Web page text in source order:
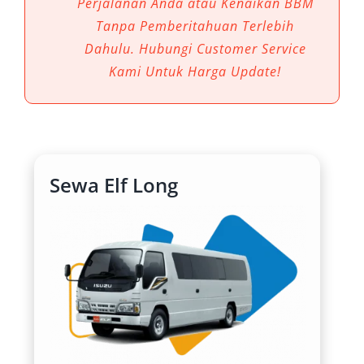
hadir sebagai kendaraan serbaguna dengan
kapasitas besar, cocok untuk menjawab
tantangan transportasi massal yang tetap
Salah satu alasan utama mengapa sewa Elf
begitu dibutuhkan di Bintaro adalah
kapasitasnya yang ideal untuk perjalanan
berkelompok. Tersedia dalam varian Short 11–
14 seat dan Long 18–20 seat, Elf
memungkinkan Anda membawa seluruh
anggota rombongan dalam satu kendaraan.
Hal ini menjadikan rental mobil Elf Bintaro
Tanpa Pemberitahuan Terlebih
Dahulu. Hubungi Customer Service
Kami Untuk Harga Update!
Sewa Elf Long